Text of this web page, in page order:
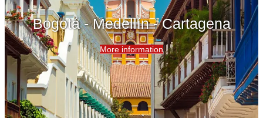
Bogotá - Medellín - Cartagena
More information